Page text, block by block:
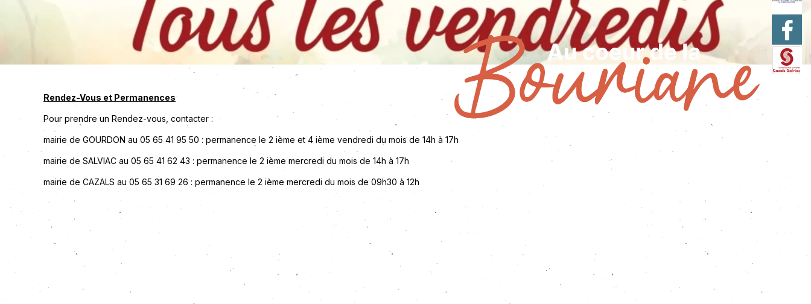
Rendez-Vous et Permanences
Pour prendre un Rendez-vous, contacter :
mairie de GOURDON au 05 65 41 95 50 : permanence le 2 ième et 4 ième vendredi du mois de 14h à 17h
mairie de SALVIAC au 05 65 41 62 43 : permanence le 2 ième mercredi du mois de 14h à 17h
mairie de CAZALS au 05 65 31 69 26 : permanence le 2 ième mercredi du mois de 09h30 à 12h